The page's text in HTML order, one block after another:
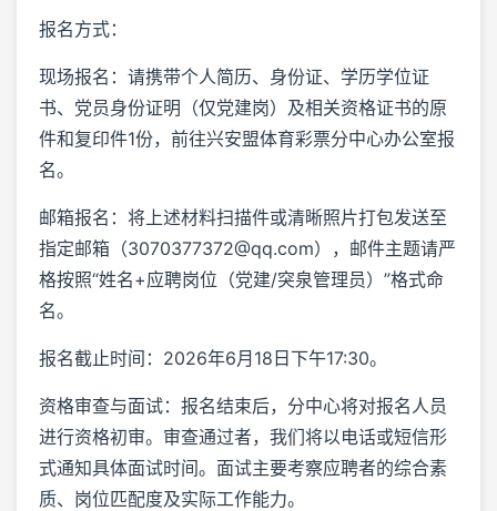
报名方式：
现场报名：请携带个人简历、身份证、学历学位证
书、党员身份证明（仅党建岗）及相关资格证书的原
件和复印件1份，前往兴安盟体育彩票分中心办公室报
名。
邮箱报名：将上述材料扫描件或清晰照片打包发送至
指定邮箱（3070377372@qq.com），邮件主题请严
格按照“姓名+应聘岗位（党建/突泉管理员）”格式命
名。
报名截止时间：2026年6月18日下午17:30。
资格审查与面试：报名结束后，分中心将对报名人员
进行资格初审。审查通过者，我们将以电话或短信形
式通知具体面试时间。面试主要考察应聘者的综合素
质、岗位匹配度及实际工作能力。